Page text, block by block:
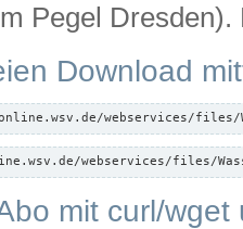
Pegel
Download
webservices/files/
webservices/files/
mit curl/